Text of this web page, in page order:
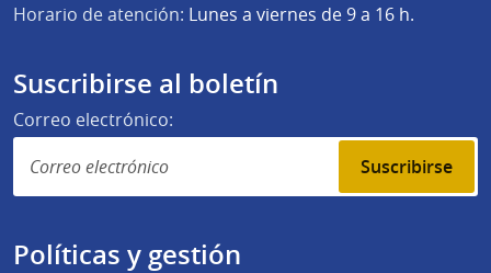
Horario de atención: Lunes a viernes de 9 a 16 h.
Suscribirse al boletín
Correo electrónico:
Suscribirse
Políticas y gestión